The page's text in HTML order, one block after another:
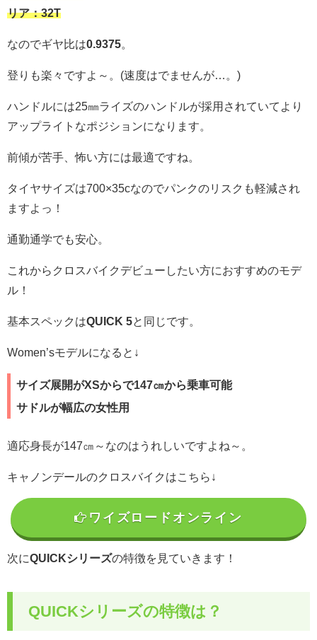
リア：32T
なのでギヤ比は0.9375
登りも楽々ですよ～。(速度はでませんが…。)
ハンドルには25㎜ライズのハンドルが採用されていてより
アップライトなポジションになります。
前傾が苦手、怖い方には最適ですね。
タイヤサイズは700×35cなのでパンクのリスクも軽減され
ますよっ！
通勤通学でも安心。
これからクロスバイクデビューしたい方におすすめのモデ
ル！
基本スペックはQUICK 5と同じです。
Women’sモデルになると↓
サイズ展開がXSからで147㎝から乗車可能
サドルが幅広の女性用
適応身長が147㎝～なのはうれしいですよね～。
キャノンデールのクロスバイクはこちら↓
ワイズロードオンライン
次にQUICKシリーズの特徴を見ていきます！
QUICKシリーズの特徴は？